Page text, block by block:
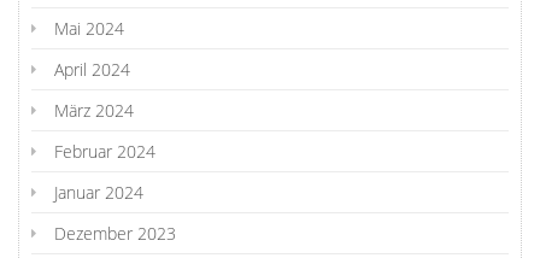
Mai 2024
April 2024
März 2024
Februar 2024
Januar 2024
Dezember 2023